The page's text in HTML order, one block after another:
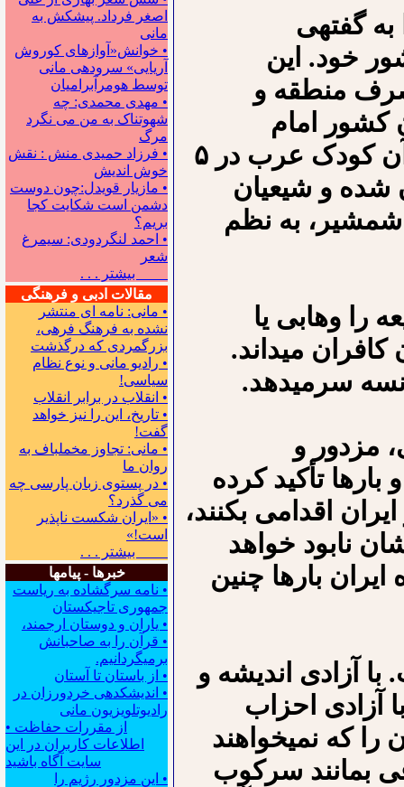
اصغر فرداد. پیشکش به
مانی
• خوانش«آوازهای کوروش
آریایی» سروده‍ی مانی
توسط هومرآبرامیان
• مهدی محمدی: چه
شهوتناک به من می نگرد
مرگ
• فرزاد حمیدی منش : نقش
خوش اندیش
• مازیار قویدل:چون دوست
دشمن است شکایت کجا
بریم؟
• احمد لنگردودی: سیمرغ
شعر
بیشتر . . .
مقالات ادبی و فرهنگی
• مانی: نامه ای منتشر
نشده به فرهنگ فرهی،
بزرگمردی که درگذشت
• رادیو مانی و نوع نظام
سیاسی!
• انقلاب در برابر انقلاب
• تاریخ، این را نیز خواهد
گفت!
• مانی: تجاوز مخملباف به
روان ما
• در پستوی زبان پارسی چه
می گذرد؟
• «ایران شکست ناپذیر
است!»
بیشتر . . .
خبرها - پیامها
• نامه سرگشاده به ریاست
جمهوری تاجیکستان
• یاران و دوستان ارجمند،
• قرآن را به صاحبانش
برمیگردانیم.
• از باستان تا آستان
• اندیشکده‍ی خردورزان در
رادیوتلویزیون مانی
• از مقررات حفاظت
اطلاعات کاربران در این
سایت آگاه باشید
• این مزدور رژیم را
گفته⁪ی
خود. این
منطقه و
کشور امام
دوازدهم و غایب، مهدی عسگری است»! آن کودک عرب در ۵
شده و شیعیان
شمشیر، به نظم
وهابی یا
می⁪داند.
سرمی⁪دهد.
مزدور و
تأکید کرده
اقدامی بکنند،
نابود خواهد
بارها چنین
آزادی اندیشه و
آزادی احزاب
که نمی⁪خواهند
بمانند سرکوب